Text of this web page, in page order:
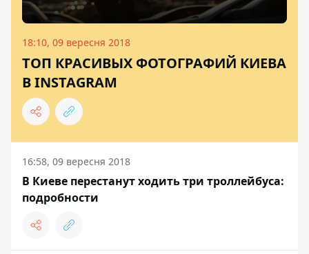
18:10, 09 вересня 2018
ТОП КРАСИВЫХ ФОТОГРАФИЙ КИЕВА
В INSTAGRAM
16:58, 09 вересня 2018
В Киеве перестанут ходить три троллейбуса:
подробности